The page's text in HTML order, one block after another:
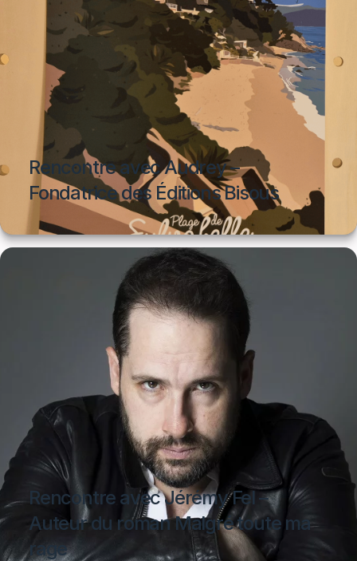
Rencontre avec Audrey –
Fondatrice des Éditions Bisous
Rencontre avec Jérémy Fel –
Auteur du roman Malgré toute ma
rage